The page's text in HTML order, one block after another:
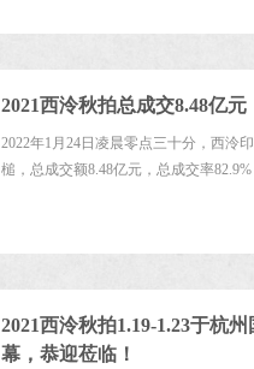
2021西泠秋拍总成交8.48亿
2022年1月24日凌晨零点三十分，西泠
槌，总成交额8.48亿元，总成交率
2021西泠秋拍1.19-1.23于杭
幕，恭迎莅临！